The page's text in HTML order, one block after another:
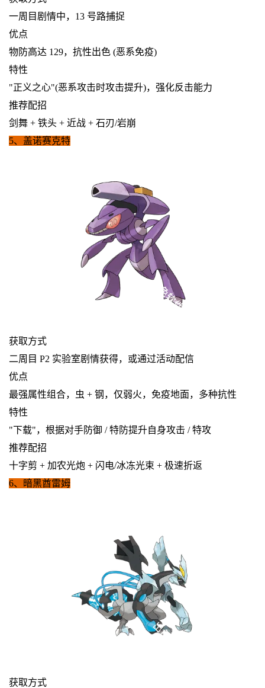
一周目剧情中，13 号路捕捉
优点
物防高达 129，抗性出色 (恶系免疫)
特性
"正义之心"(恶系攻击时攻击提升)，强化反击能力
推荐配招
剑舞 + 铁头 + 近战 + 石刃/岩崩
5、盖诺赛克特
获取方式
二周目 P2 实验室剧情获得，或通过活动配信
优点
最强属性组合，虫 + 钢，仅弱火，免疫地面，多种抗性
特性
"下载"，根据对手防御 / 特防提升自身攻击 / 特攻
推荐配招
十字剪 + 加农光炮 + 闪电/冰冻光束 + 极速折返
6、暗黑酋雷姆
获取方式